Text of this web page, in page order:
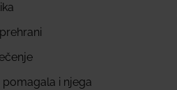
pomagala i njega